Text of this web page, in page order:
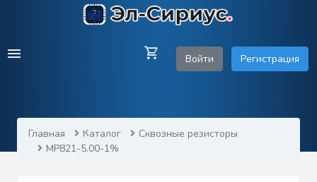
Войти Регистрация
Главная Каталог
Сквозные резисторы
MP821-5.00-1%